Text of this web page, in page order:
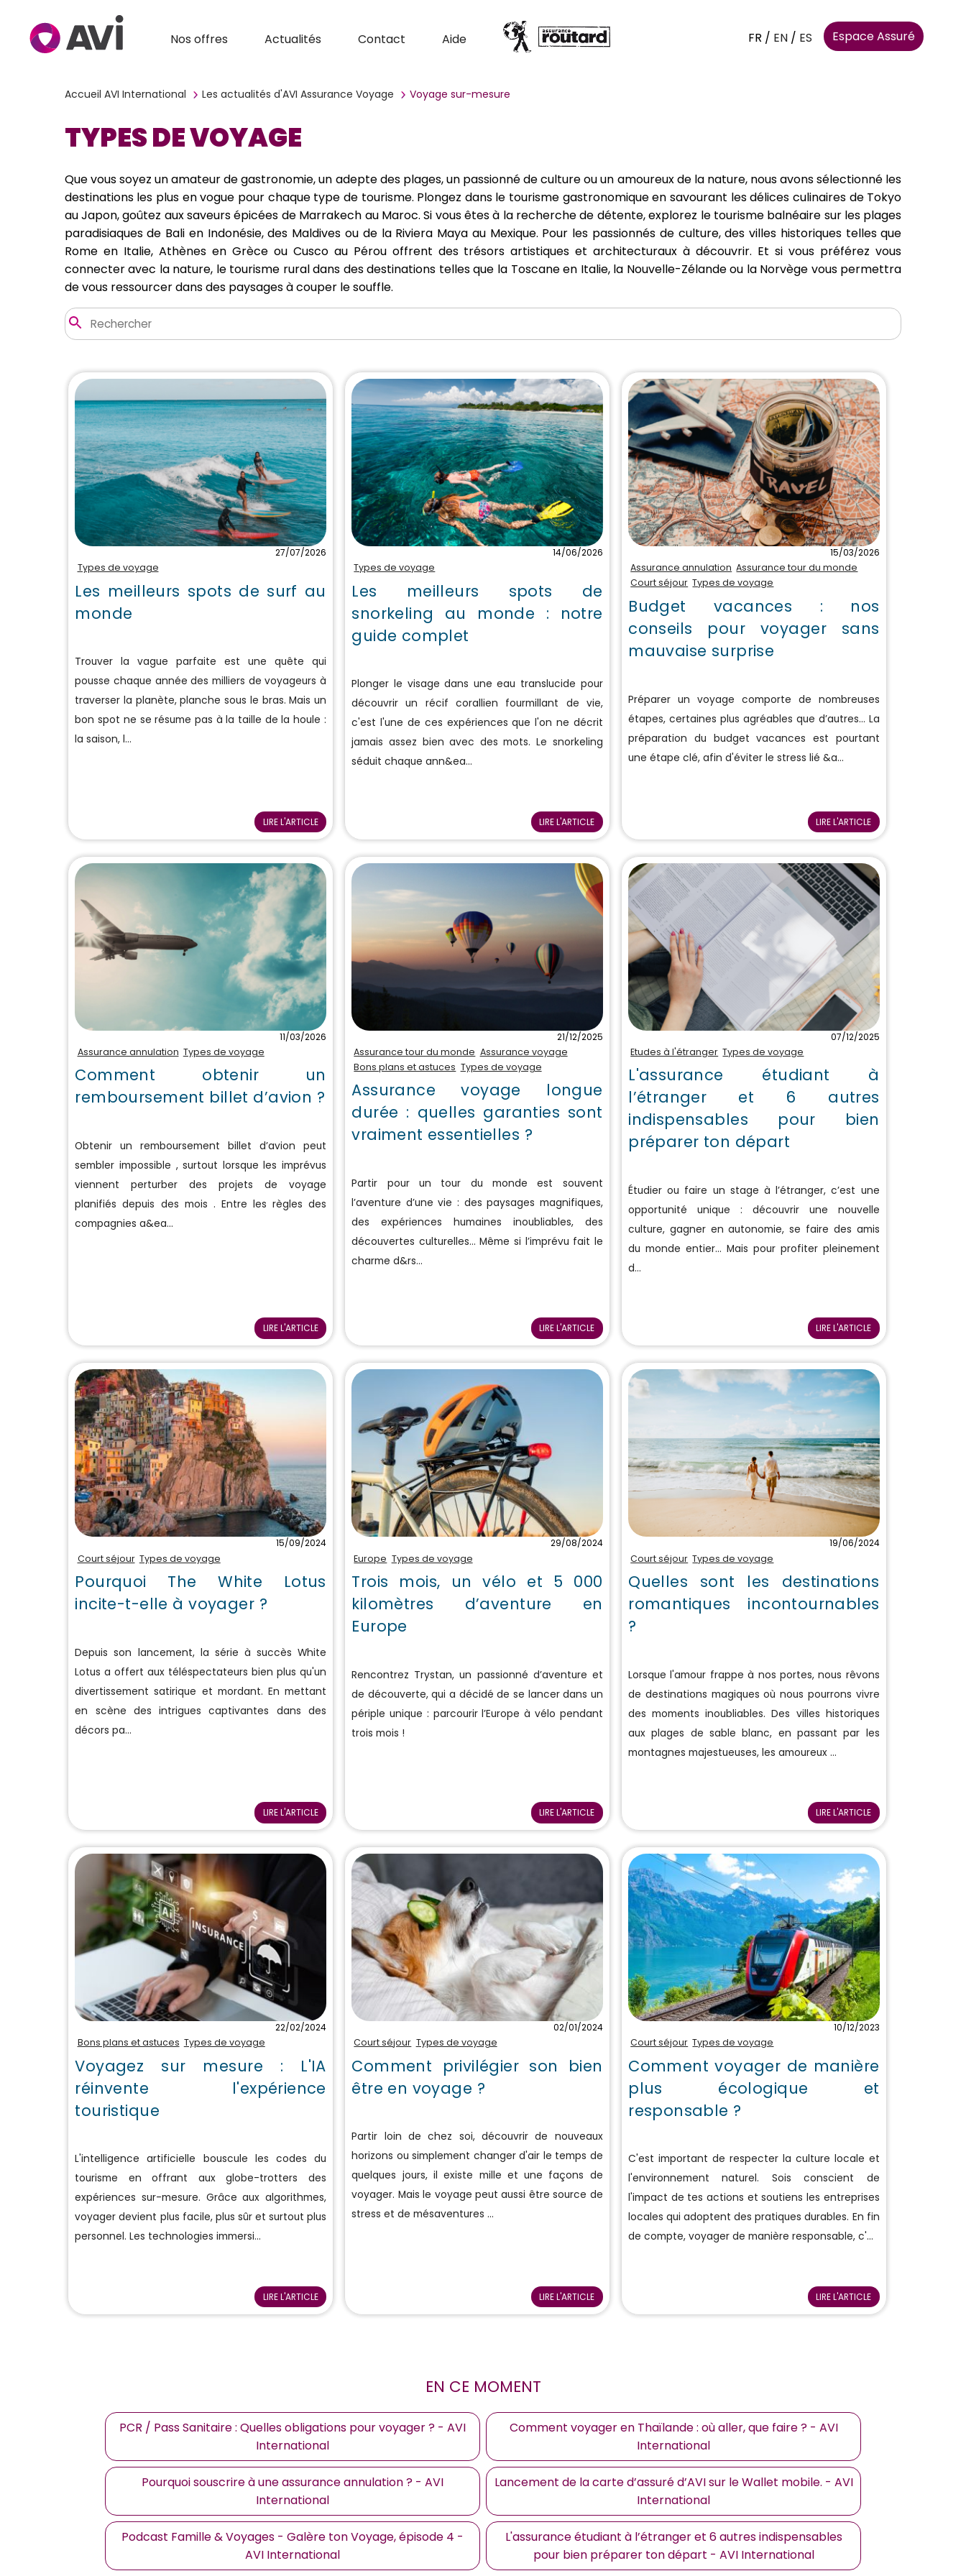
Nos offres Actualités Contact Aide FR / EN / ES Espace Assuré
Accueil AVI International Les actualités d'AVI Assurance Voyage Voyage sur-mesure
TYPES DE VOYAGE
Que vous soyez un amateur de gastronomie, un adepte des plages, un passionné de culture ou un amoureux de la nature, nous avons sélectionné les
destinations les plus en vogue pour chaque type de tourisme. Plongez dans le tourisme gastronomique en savourant les délices culinaires de Tokyo
au Japon, goûtez aux saveurs épicées de Marrakech au Maroc. Si vous êtes à la recherche de détente, explorez le tourisme balnéaire sur les plages
paradisiaques de Bali en Indonésie, des Maldives ou de la Riviera Maya au Mexique. Pour les passionnés de culture, des villes historiques telles que
Rome en Italie, Athènes en Grèce ou Cusco au Pérou offrent des trésors artistiques et architecturaux à découvrir. Et si vous préférez vous
connecter avec la nature, le tourisme rural dans des destinations telles que la Toscane en Italie, la Nouvelle-Zélande ou la Norvège vous permettra
de vous ressourcer dans des paysages à couper le souffle.
27/07/2026
Types de voyage
Les meilleurs spots de surf au
monde
Trouver la vague parfaite est une quête qui
pousse chaque année des milliers de voyageurs à
traverser la planète, planche sous le bras. Mais un
bon spot ne se résume pas à la taille de la houle :
la saison, l...
LIRE L'ARTICLE
14/06/2026
Types de voyage
Les meilleurs spots de
snorkeling au monde : notre
guide complet
Plonger le visage dans une eau translucide pour
découvrir un récif corallien fourmillant de vie,
c'est l'une de ces expériences que l'on ne décrit
jamais assez bien avec des mots. Le snorkeling
séduit chaque ann&ea...
LIRE L'ARTICLE
15/03/2026
Assurance annulation Assurance tour du monde
Court séjour Types de voyage
Budget vacances : nos
conseils pour voyager sans
mauvaise surprise
Préparer un voyage comporte de nombreuses
étapes, certaines plus agréables que d’autres... La
préparation du budget vacances est pourtant
une étape clé, afin d'éviter le stress lié &a...
LIRE L'ARTICLE
11/03/2026
Assurance annulation Types de voyage
Comment obtenir un
remboursement billet d’avion ?
Obtenir un remboursement billet d’avion peut
sembler impossible , surtout lorsque les imprévus
viennent perturber des projets de voyage
planifiés depuis des mois . Entre les règles des
compagnies a&ea...
LIRE L'ARTICLE
21/12/2025
Assurance tour du monde Assurance voyage
Bons plans et astuces Types de voyage
Assurance voyage longue
durée : quelles garanties sont
vraiment essentielles ?
Partir pour un tour du monde est souvent
l’aventure d’une vie : des paysages magnifiques,
des expériences humaines inoubliables, des
découvertes culturelles… Même si l’imprévu fait le
charme d&rs...
LIRE L'ARTICLE
07/12/2025
Etudes à l'étranger Types de voyage
L'assurance étudiant à
l’étranger et 6 autres
indispensables pour bien
préparer ton départ
Étudier ou faire un stage à l’étranger, c’est une
opportunité unique : découvrir une nouvelle
culture, gagner en autonomie, se faire des amis
du monde entier… Mais pour profiter pleinement
d...
LIRE L'ARTICLE
15/09/2024
Court séjour Types de voyage
Pourquoi The White Lotus
incite-t-elle à voyager ?
Depuis son lancement, la série à succès White
Lotus a offert aux téléspectateurs bien plus qu'un
divertissement satirique et mordant. En mettant
en scène des intrigues captivantes dans des
décors pa...
LIRE L'ARTICLE
29/08/2024
Europe Types de voyage
Trois mois, un vélo et 5 000
kilomètres d’aventure en
Europe
Rencontrez Trystan, un passionné d’aventure et
de découverte, qui a décidé de se lancer dans un
périple unique : parcourir l’Europe à vélo pendant
trois mois !
LIRE L'ARTICLE
19/06/2024
Court séjour Types de voyage
Quelles sont les destinations
romantiques incontournables
?
Lorsque l'amour frappe à nos portes, nous rêvons
de destinations magiques où nous pourrons vivre
des moments inoubliables. Des villes historiques
aux plages de sable blanc, en passant par les
montagnes majestueuses, les amoureux ...
LIRE L'ARTICLE
22/02/2024
Bons plans et astuces Types de voyage
Voyagez sur mesure : L'IA
réinvente l'expérience
touristique
L'intelligence artificielle bouscule les codes du
tourisme en offrant aux globe-trotters des
expériences sur-mesure. Grâce aux algorithmes,
voyager devient plus facile, plus sûr et surtout plus
personnel. Les technologies immersi...
LIRE L'ARTICLE
02/01/2024
Court séjour Types de voyage
Comment privilégier son bien
être en voyage ?
Partir loin de chez soi, découvrir de nouveaux
horizons ou simplement changer d'air le temps de
quelques jours, il existe mille et une façons de
voyager. Mais le voyage peut aussi être source de
stress et de mésaventures ...
LIRE L'ARTICLE
10/12/2023
Court séjour Types de voyage
Comment voyager de manière
plus écologique et
responsable ?
C'est important de respecter la culture locale et
l'environnement naturel. Sois conscient de
l'impact de tes actions et soutiens les entreprises
locales qui adoptent des pratiques durables. En fin
de compte, voyager de manière responsable, c'...
LIRE L'ARTICLE
EN CE MOMENT
PCR / Pass Sanitaire : Quelles obligations pour voyager ? - AVI
International
Comment voyager en Thaïlande : où aller, que faire ? - AVI
International
Pourquoi souscrire à une assurance annulation ? - AVI
International
Lancement de la carte d’assuré d’AVI sur le Wallet mobile. - AVI
International
Podcast Famille & Voyages - Galère ton Voyage, épisode 4 -
AVI International
L'assurance étudiant à l’étranger et 6 autres indispensables
pour bien préparer ton départ - AVI International